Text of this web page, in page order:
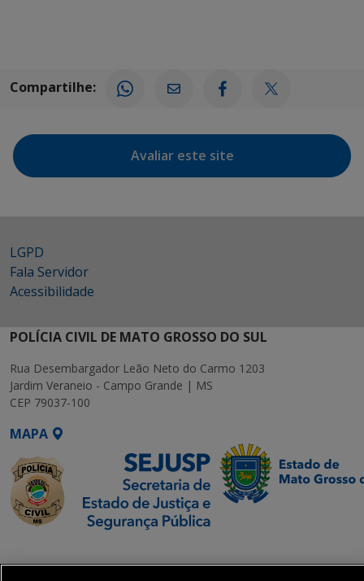
Compartilhe:
Avaliar este site
LGPD
Fala Servidor
Acessibilidade
POLÍCIA CIVIL DE MATO GROSSO DO SUL
Rua Desembargador Leão Neto do Carmo 1203
Jardim Veraneio - Campo Grande | MS
CEP 79037-100
MAPA
Executiva de